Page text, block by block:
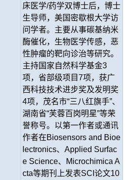
床医学/药学双博士后，博士
生导师，美国密歇根大学访
问学者。主要从事碳基纳米
酶催化，生物医学传感，恶
性肿瘤的靶向诊治等研究。
主持国家自然科学基金3
项，省部级项目7项，获广
西科技技术进步奖及发明奖
4项，茂名市“三八红旗手”、
湖南省“芙蓉百岗明星”等荣
誉称号。以第一作者或通讯
作者在Biosensors and Bioe
lectronics、Applied Surfac
e Science、Microchimica A
cta等期刊上发表SCI论文10